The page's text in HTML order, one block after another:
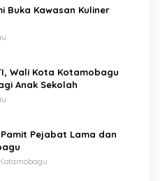
Buka Kawasan Kuliner
Wali Kota Kotamobagu
Anak Sekolah
Pejabat Lama dan